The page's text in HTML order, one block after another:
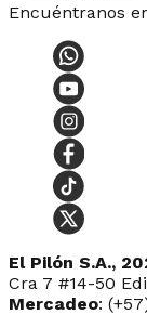
Encuéntranos
El Pilón S.A.,
Cra 7 #14-50
Mercadeo: